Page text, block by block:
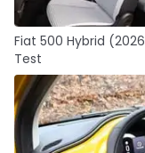
Fiat 500 Hybrid
Test